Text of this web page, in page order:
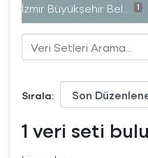
İzmir Büyükşehir Bel... 1
Sırala
1 veri seti